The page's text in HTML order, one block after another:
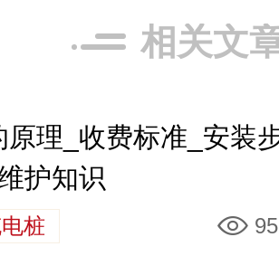
相关文
原理_收费标准_安装
护知识
桩